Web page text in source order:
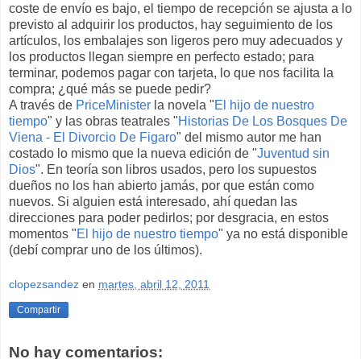
coste de envío es bajo, el tiempo de recepción se ajusta a lo
previsto al adquirir los productos, hay seguimiento de los
artículos, los embalajes son ligeros pero muy adecuados y
los productos llegan siempre en perfecto estado; para
terminar, podemos pagar con tarjeta, lo que nos facilita la
compra; ¿qué más se puede pedir?
A través de PriceMinister la novela "El hijo de nuestro
tiempo" y las obras teatrales "Historias De Los Bosques De
Viena - El Divorcio De Figaro" del mismo autor me han
costado lo mismo que la nueva edición de "Juventud sin
Dios". En teoría son libros usados, pero los supuestos
dueños no los han abierto jamás, por que están como
nuevos. Si alguien está interesado, ahí quedan las
direcciones para poder pedirlos; por desgracia, en estos
momentos "El hijo de nuestro tiempo" ya no está disponible
(debí comprar uno de los últimos).
clopezsandez en martes, abril 12, 2011
Compartir
No hay comentarios: